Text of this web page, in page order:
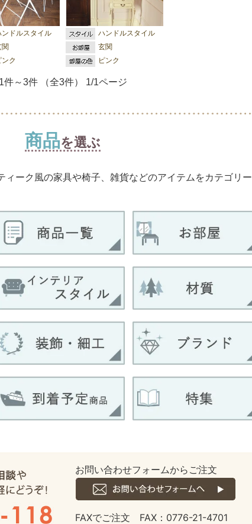
ンドルスタイル
関
ンク
ハンドルスタイル
玄関
ピンク
1件～3件 （全3件） 1/1ページ
商品を選ぶ
ィーク風の家具や椅子、雑貨などのアイテムをカテゴリー
お問い合わせフォームからご注文
FAXでご注文 FAX：0776-21-4701